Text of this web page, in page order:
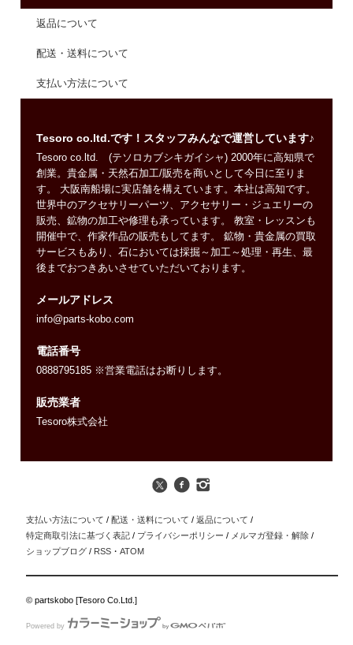
返品について
配送・送料について
支払い方法について
Tesoro co.ltd.です！スタッフみんなで運営しています♪
Tesoro co.ltd. (テソロカブシキガイシャ) 2000年に高知県で
創業。貴金属・天然石加工/販売を商いとして今日に至りま
す。 大阪南船場に実店舗を構えています。本社は高知です。
世界中のアクセサリーパーツ、アクセサリー・ジュエリーの
販売、鉱物の加工や修理も承っています。 教室・レッスンも
開催中で、作家作品の販売もしてます。 鉱物・貴金属の買取
サービスもあり、石においては採掘～加工～処理・再生、最
後までおつきあいさせていただいております。
メールアドレス
info@parts-kobo.com
電話番号
0888795185 ※営業電話はお断りします。
販売業者
Tesoro株式会社
支払い方法について / 配送・送料について / 返品について /
特定商取引法に基づく表記 / プライバシーポリシー / メルマガ登録・解除 /
ショップブログ / RSS ・ATOM
© partskobo [Tesoro Co.Ltd.]
Powered by